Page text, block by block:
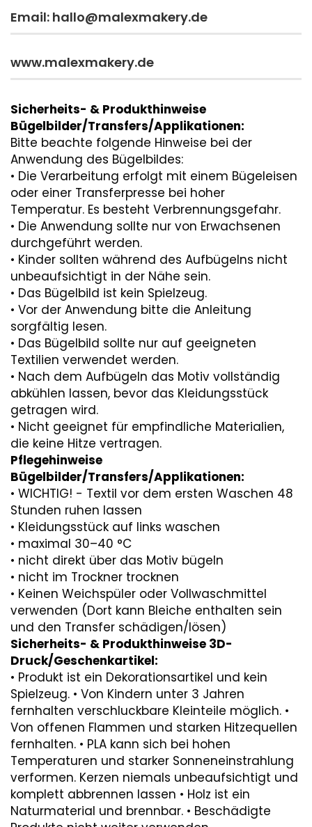
Email: hallo@malexmakery.de
www.malexmakery.de
Sicherheits- & Produkthinweise
Bügelbilder/Transfers/Applikationen:
Bitte beachte folgende Hinweise bei der
Anwendung des Bügelbildes:
• Die Verarbeitung erfolgt mit einem Bügeleisen
oder einer Transferpresse bei hoher
Temperatur. Es besteht Verbrennungsgefahr.
• Die Anwendung sollte nur von Erwachsenen
durchgeführt werden.
• Kinder sollten während des Aufbügelns nicht
unbeaufsichtigt in der Nähe sein.
• Das Bügelbild ist kein Spielzeug.
• Vor der Anwendung bitte die Anleitung
sorgfältig lesen.
• Das Bügelbild sollte nur auf geeigneten
Textilien verwendet werden.
• Nach dem Aufbügeln das Motiv vollständig
abkühlen lassen, bevor das Kleidungsstück
getragen wird.
• Nicht geeignet für empfindliche Materialien,
die keine Hitze vertragen.
Pflegehinweise
Bügelbilder/Transfers/Applikationen:
• WICHTIG! - Textil vor dem ersten Waschen 48
Stunden ruhen lassen
• Kleidungsstück auf links waschen
• maximal 30–40 °C
• nicht direkt über das Motiv bügeln
• nicht im Trockner trocknen
• Keinen Weichspüler oder Vollwaschmittel
verwenden (Dort kann Bleiche enthalten sein
und den Transfer schädigen/lösen)
Sicherheits- & Produkthinweise 3D-
Druck/Geschenkartikel:
• Produkt ist ein Dekorationsartikel und kein
Spielzeug. • Von Kindern unter 3 Jahren
fernhalten verschluckbare Kleinteile möglich. •
Von offenen Flammen und starken Hitzequellen
fernhalten. • PLA kann sich bei hohen
Temperaturen und starker Sonneneinstrahlung
verformen. Kerzen niemals unbeaufsichtigt und
komplett abbrennen lassen • Holz ist ein
Naturmaterial und brennbar. • Beschädigte